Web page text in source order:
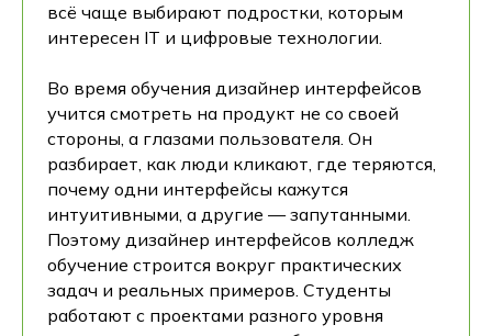
всё чаще выбирают подростки, которым
интересен IT и цифровые технологии.
Во время обучения дизайнер интерфейсов
учится смотреть на продукт не со своей
стороны, а глазами пользователя. Он
разбирает, как люди кликают, где теряются,
почему одни интерфейсы кажутся
интуитивными, а другие — запутанными.
Поэтому дизайнер интерфейсов колледж
обучение строится вокруг практических
задач и реальных примеров. Студенты
работают с проектами разного уровня